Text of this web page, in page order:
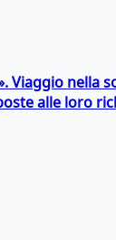
Viaggio nella
alle loro